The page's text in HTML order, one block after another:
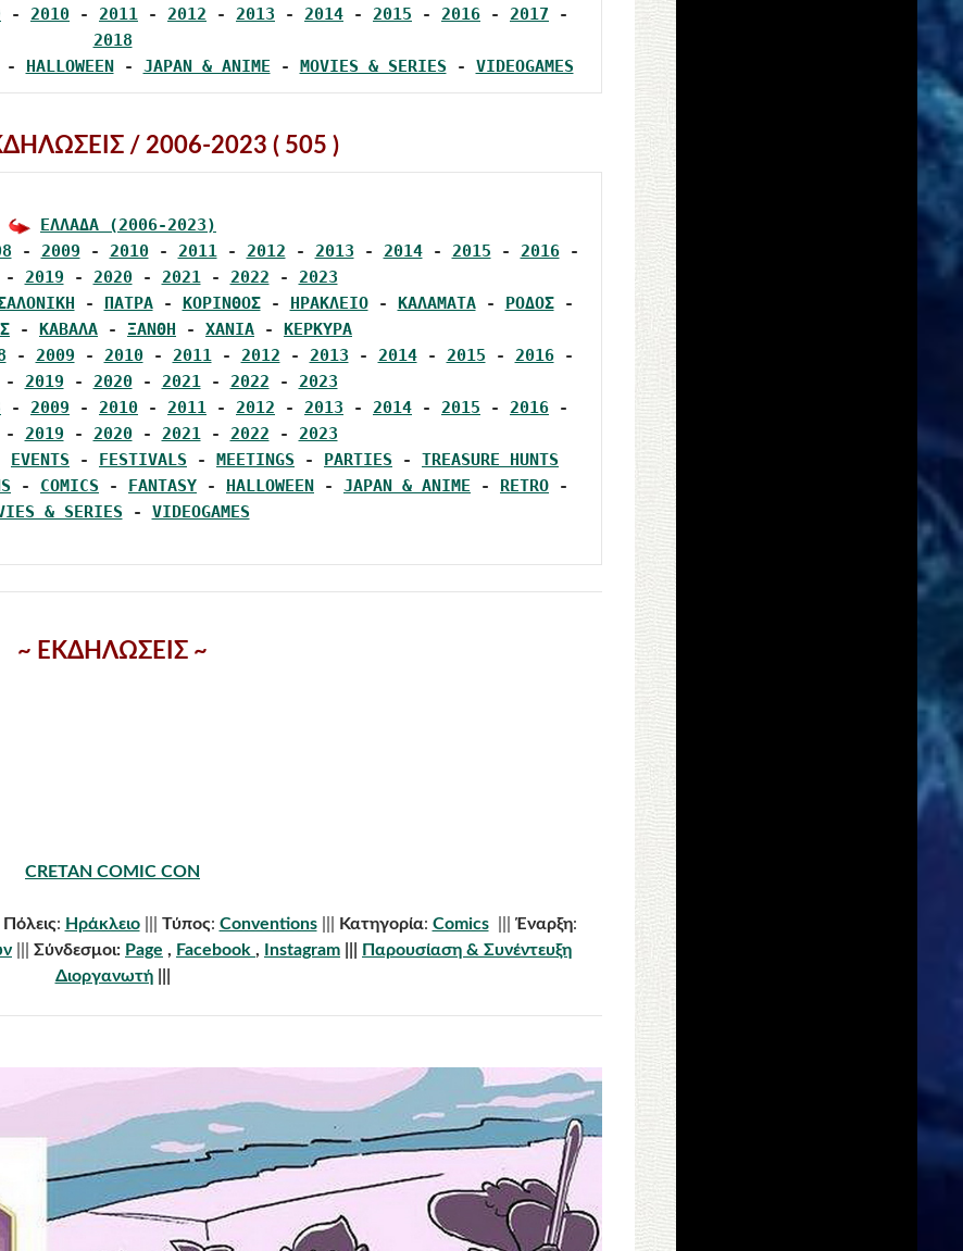
- 2010 - 2011 - 2012 - 2013 - 2014 - 2015 - 2016 - 2017
2018
- HALLOWEEN - JAPAN & ANIME - MOVIES & SERIES - VIDEOGAMES
/ 2006-2023 ( 505 )
ΕΛΛΑΔΑ (2006-2023)
- 2009 - 2010 - 2011 - 2012 - 2013 - 2014 - 2015 - 2016
- 2019 - 2020 - 2021 - 2022 - 2023
- ΠΑΤΡΑ - ΚΟΡΙΝΘΟΣ - ΗΡΑΚΛΕΙΟ - ΚΑΛΑΜΑΤΑ - ΡΟΔΟΣ
- ΚΑΒΑΛΑ - ΞΑΝΘΗ - ΧΑΝΙΑ -
ΚΕΡΚΥΡΑ
- 2009 - 2010 - 2011 - 2012 - 2013 - 2014 - 2015 - 2016
- 2019 - 2020 - 2021 - 2022 - 2023
- 2009 - 2010 - 2011 - 2012 - 2013 - 2014 - 2015 - 2016
- 2019 - 2020 - 2021 - 2022 - 2023
EVENTS - FESTIVALS - MEETINGS - PARTIES - TREASURE HUNTS
- COMICS - FANTASY - HALLOWEEN - JAPAN & ANIME - RETRO
& SERIES - VIDEOGAMES
~ ΕΚΔΗΛΩΣΕΙΣ ~
CRETAN COMIC CON
Πόλεις: Ηράκλειο||| Τύπος: Conventions||| Κατηγορία: Comics||| Έναρξη:
||| Σύνδεσμοι: Page , Facebook , Instagram
Παρουσίαση & Συνέντευξη
Διοργανωτή|||